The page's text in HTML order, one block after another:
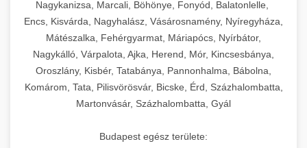
Ipari sütők és gőzpárolók katalógusa -
chef-iparikonyhagepek.hu
berendezések
használatot, miközben megfelel az összes
higiéniai előírásnak.
Ipari hűtőberendezések széles
választéka - chef-iparikonyhagepek.hu
kereskedelmi hűtőegység és hűtőkamra rendszerek
hőmérsékletet és vízminőséget figyelő
rendszerekkel, valamint energiatakarékos
technológiával rendelkeznek. A rozsdamentes
acél konstrukció és a könnyen hozzáférhető
karbantartási pontok biztosítják a hosszú
élettartamot és az egyszerű üzemeltetést.
Ipari mosogatógépek teljes kínálata -
tisztíthatók, szétszerelhetők és karbantarthatók,
megfelelnek az összes élelmiszer-biztonsági
előírásnak. Különböző teljesítményű modellek
állnak rendelkezésre asztali és állványos
kivitelben, az egyedi igények és a
feldolgozandó mennyiségek függvényében.
Biztonságos kezelést biztosító védőburkolatok
berendezést magában foglal, amely szükséges
egy modern, hatékonyan működő
kereskedelmi konyha komplett felszereléséhez
és működtetéséhez. Az alapvető
főzőberendezésektől (tűzhelyek, sütők,
grillsütők, frittőzök) kezdve a speciális
feldolgozógépeken (szeletelők, aprítók,
Nagykanizsa, Marcali, Böhönye, Fonyód, Balatonlelle,
Encs, Kisvárda, Nagyhalász, Vásárosnamény, Nyíregyháza,
Mátészalka, Fehérgyarmat, Máriapócs, Nyírbátor,
Nagykálló, Várpalota, Ajka, Herend, Mór, Kincsesbánya,
Oroszlány, Kisbér, Tatabánya, Pannonhalma, Bábolna,
Komárom, Tata, Pilisvörösvár, Bicske, Érd, Százhalombatta,
Martonvásár, Százhalombatta, Gyál
Budapest egész területe: